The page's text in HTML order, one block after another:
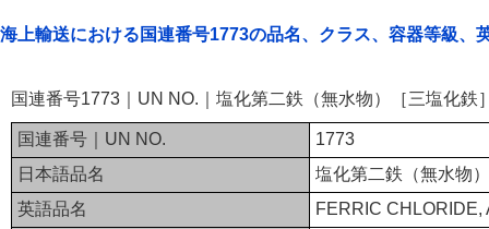
海上輸送における国連番号1773の品名、クラス、容器等級、
国連番号1773｜UN NO.｜塩化第二鉄（無水物）［三塩化鉄
国連番号｜UN NO.
1773
日本語品名
塩化第二鉄（無水物
英語品名
FERRIC CHLORIDE,